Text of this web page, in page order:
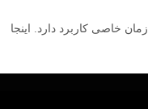
خاصی کاربرد دارد. اینجا